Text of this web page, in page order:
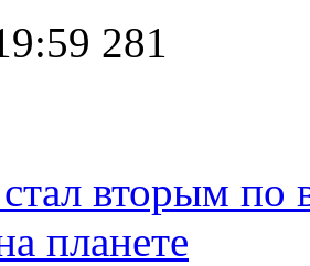
281
вторым
планете